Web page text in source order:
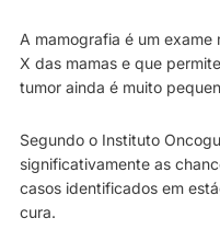
A mamografia é um exame
X das mamas e que
tumor ainda é muito
Segundo o Instituto
significativamente as
casos identificados em
cura.